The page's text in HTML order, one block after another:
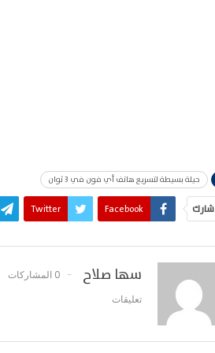
حيلة بسيطة لتسريع هاتف أي فون في 3 ثوان
شارك Facebook
Twitter
سها صلاح 0 المشاركات
تعليقات